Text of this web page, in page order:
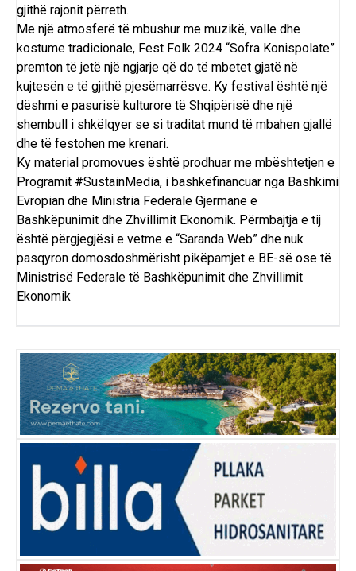
gjithë rajonit përreth.
Me një atmosferë të mbushur me muzikë, valle dhe
kostume tradicionale, Fest Folk 2024 “Sofra Konispolate”
premton të jetë një ngjarje që do të mbetet gjatë në
kujtesën e të gjithë pjesëmarrësve. Ky festival është një
dëshmi e pasurisë kulturore të Shqipërisë dhe një
shembull i shkëlqyer se si traditat mund të mbahen gjallë
dhe të festohen me krenari.
Ky material promovues është prodhuar me mbështetjen e
Programit #SustainMedia, i bashkëfinancuar nga Bashkimi
Evropian dhe Ministria Federale Gjermane e
Bashkëpunimit dhe Zhvillimit Ekonomik. Përmbajtja e tij
është përgjegjësi e vetme e “Saranda Web” dhe nuk
pasqyron domosdoshmërisht pikëpamjet e BE-së ose të
Ministrisë Federale të Bashkëpunimit dhe Zhvillimit
Ekonomik